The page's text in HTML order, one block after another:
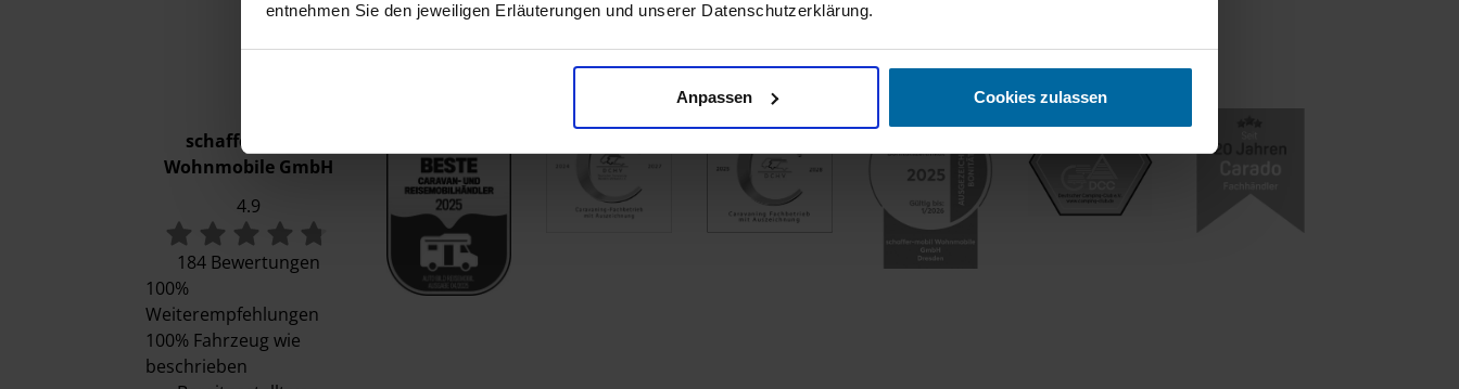
entnehmen Sie den jeweiligen Erläuterungen und unserer Datenschutzerklärung.
Anpassen Cookies zulassen
Unsere Auszeichnungen
schaffer-mobil
Wohnmobile GmbH
4.9
184 Bewertungen
100%
Weiterempfehlungen
100%Fahrzeug wie
beschrieben